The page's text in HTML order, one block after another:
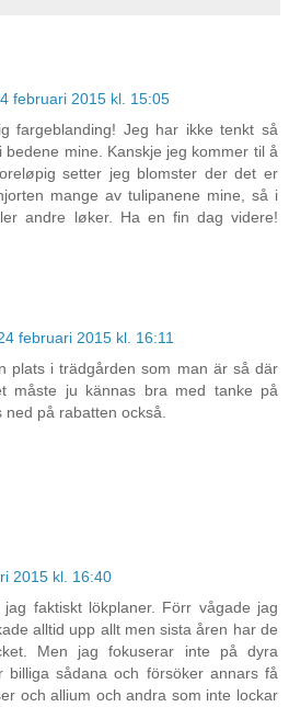
februari 2015 kl. 15:05
fargeblanding! Jeg har ikke tenkt så
bedene mine. Kanskje jeg kommer til å
setter jeg blomster der det er
mange av tulipanene mine, så i
andre løker. Ha en fin dag videre!
februari 2015 kl. 16:11
plats i trädgården som man är så där
måste ju kännas bra med tanke på
ned på rabatten också.
2015 kl. 16:40
faktiskt lökplaner. Förr vågade jag
alltid upp allt men sista åren har de
Men jag fokuserar inte på dyra
billiga sådana och försöker annars få
och allium och andra som inte lockar